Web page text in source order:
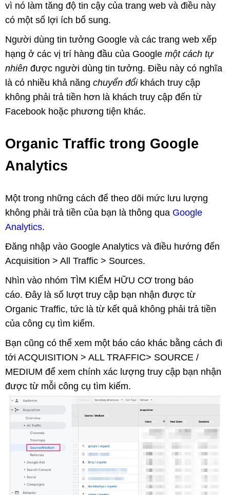
vì nó làm tăng độ tin cậy của trang web và điều này
có một số lợi ích bổ sung.
Người dùng tin tưởng Google và các trang web xếp
hạng ở các vị trí hàng đầu của Google một cách tự
nhiên được người dùng tin tưởng. Điều này có nghĩa
là có nhiều khả năng chuyển đổikhách truy cập
không phải trả tiền hơn là khách truy cập đến từ
Facebook hoặc phương tiện khác.
Organic Traffic trong Google
Analytics
Một trong những cách để theo dõi mức lưu lượng
không phải trả tiền của bạn là thông qua Google
Analytics.
Đăng nhập vào Google Analytics và điều hướng đến
Acquisition > All Traffic > Sources.
Nhìn vào nhóm TÌM KIẾM HỮU CƠ trong báo
cáo. Đây là số lượt truy cập bạn nhận được từ
Organic Traffic, tức là từ kết quả không phải trả tiền
của công cụ tìm kiếm.
Bạn cũng có thể xem một báo cáo khác bằng cách đi
tới ACQUISITION > ALL TRAFFIC> SOURCE /
MEDIUM để xem chính xác lượng truy cập bạn nhận
được từ mỗi công cụ tìm kiếm.